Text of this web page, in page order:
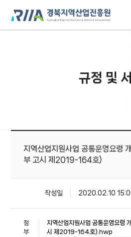
규정 및
지역산업지원사업 공통운영요령
부 고시 제2019-164호)
작성일 2020.02.10
첨
부
지역산업지원사업 공통운영요령
시 제2019-164호).hwp